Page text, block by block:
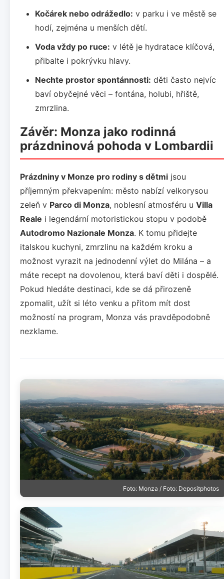
Kočárek nebo odrážedlo: v parku i ve městě se
hodí, zejména u menších dětí.
Voda vždy po ruce: v létě je hydratace klíčová,
přibalte i pokrývku hlavy.
Nechte prostor spontánnosti: děti často nejvíc
baví obyčejné věci – fontána, holubi, hřiště,
zmrzlina.
Závěr: Monza jako rodinná
prázdninová pohoda v Lombardii
Prázdniny v Monze pro rodiny s dětmi jsou
příjemným překvapením: město nabízí velkorysou
zeleň v Parco di Monza, noblesní atmosféru u Villa
Reale i legendární motoristickou stopu v podobě
Autodromo Nazionale Monza. K tomu přidejte
italskou kuchyni, zmrzlinu na každém kroku a
možnost vyrazit na jednodenní výlet do Milána – a
máte recept na dovolenou, která baví děti i dospělé.
Pokud hledáte destinaci, kde se dá přirozeně
zpomalit, užít si léto venku a přitom mít dost
možností na program, Monza vás pravděpodobně
nezklame.
Foto: Monza / Foto: Depositphotos